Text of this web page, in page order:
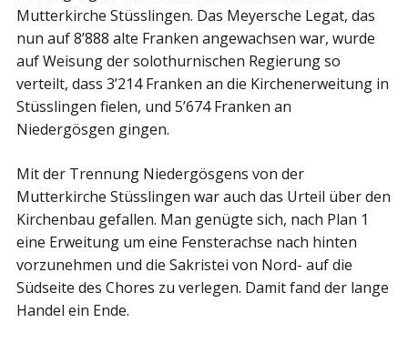
Mutterkirche Stüsslingen. Das Meyersche Legat, das
nun auf 8’888 alte Franken angewachsen war, wurde
auf Weisung der solothurnischen Regierung so
verteilt, dass 3’214 Franken an die Kirchenerweitung in
Stüsslingen fielen, und 5’674 Franken an
Niedergösgen gingen.
Mit der Trennung Niedergösgens von der
Mutterkirche Stüsslingen war auch das Urteil über den
Kirchenbau gefallen. Man genügte sich, nach Plan 1
eine Erweitung um eine Fensterachse nach hinten
vorzunehmen und die Sakristei von Nord- auf die
Südseite des Chores zu verlegen. Damit fand der lange
Handel ein Ende.